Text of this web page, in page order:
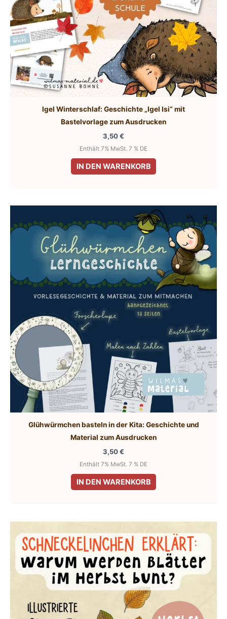
Igel Winterschlaf: Geschichte „Igel Isi“ mit
Bastelvorlage zum Ausdrucken
3,50€
Enthält 7% MwSt. 7 % DE
IN DEN WARENKORB
Glühwürmchen basteln in der Kita: Geschichte und
Material zum Ausdrucken
3,50€
Enthält 7% MwSt. 7 % DE
IN DEN WARENKORB